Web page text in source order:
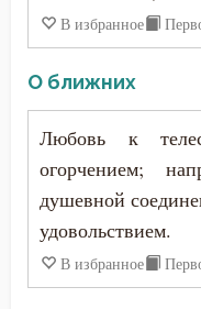
Уныние
Утешение
Храм
Христос
Хула
Царство небесное
В избранное
О ближних
Любовь к
огорчением;
душевной
удовольствием.
В избранное